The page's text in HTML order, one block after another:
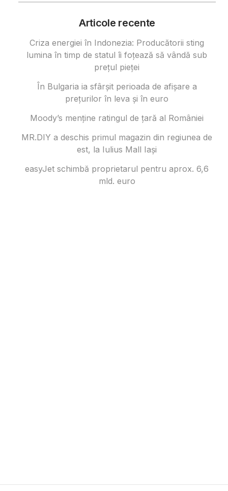
Articole recente
Criza energiei în Indonezia: Producătorii sting
lumina în timp de statul îi foțează să vândă sub
prețul pieței
În Bulgaria ia sfârşit perioada de afișare a
prețurilor în ​​leva și în euro
Moody’s menține ratingul de țară al României
MR.DIY a deschis primul magazin din regiunea de
est, la Iulius Mall Iași
easyJet schimbă proprietarul pentru aprox. 6,6
mld. euro